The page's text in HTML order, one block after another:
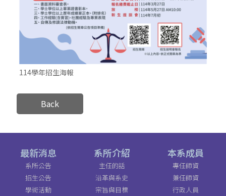
114學年招生海報
Back
最新消息
系所公告
招生公告
學術活動
系所介紹
主任的話
沿革與系史
宗旨與目標
本系成員
專任師資
兼任師資
行政人員